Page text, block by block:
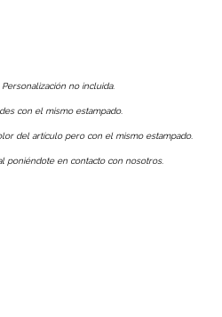
no incluida.
con el mismo estampado.
del artículo pero con el mismo estampado.
poniéndote en contacto con nosotros.